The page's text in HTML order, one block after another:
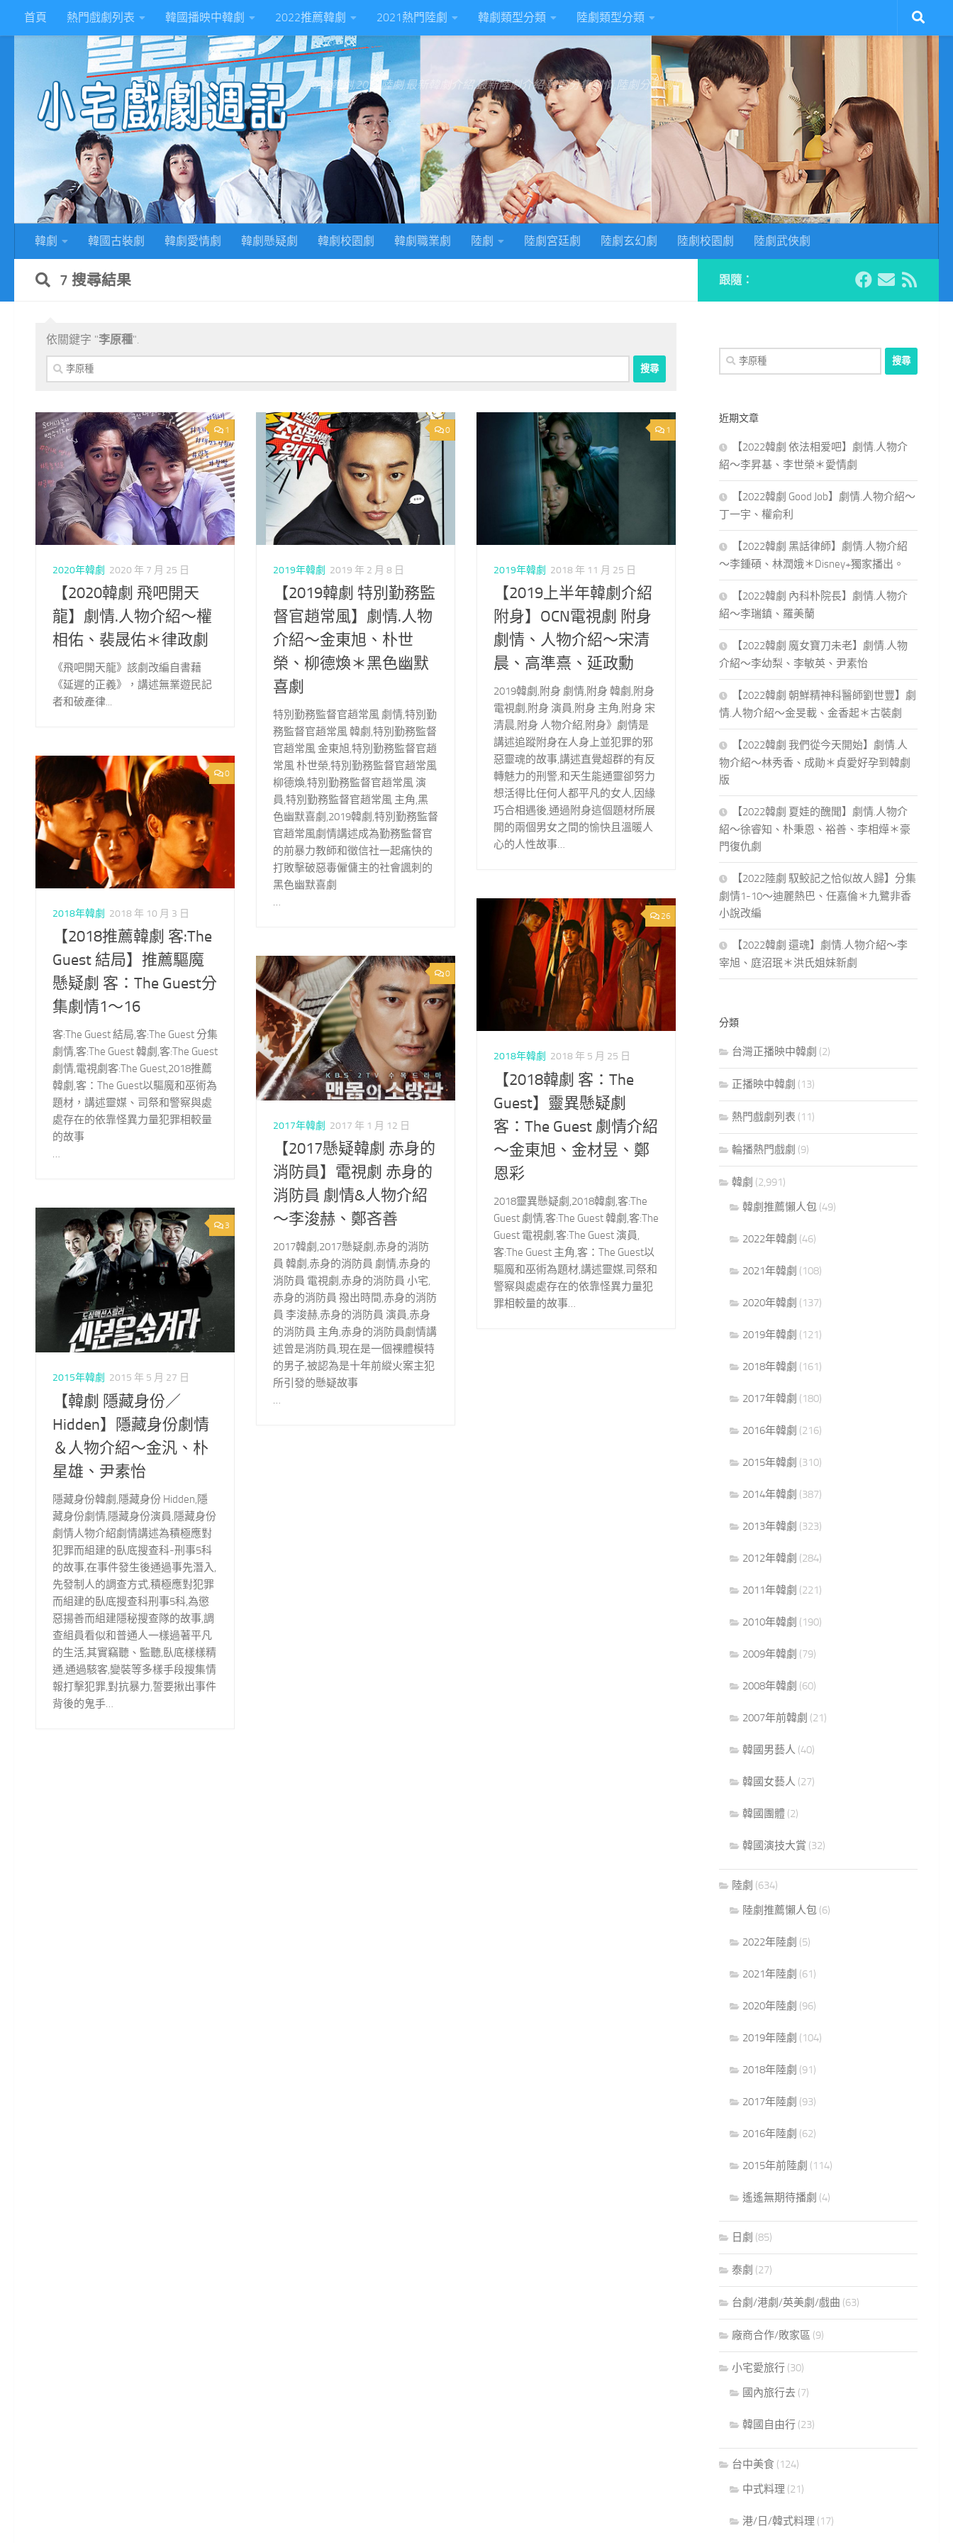
Skip to content
首頁 熱門戲劇列表 韓國播映中韓劇 2022推薦韓劇 2021熱門陸劇 韓劇類型分類 陸劇類型分類
2022韓劇,2022陸劇,最新韓劇介紹,最新陸劇介紹,韓劇分集劇情,陸劇分集劇情
韓劇 韓國古裝劇 韓劇愛情劇 韓劇懸疑劇 韓劇校園劇 韓劇職業劇 陸劇 陸劇宮廷劇 陸劇玄幻劇 陸劇校園劇 陸劇武俠劇
7 搜尋結果
依關鍵字 "李原種".
搜
尋
鍵
字:
1
2020年韓劇 2020 年 7 月 25 日
【2020韓劇 飛吧開天
龍】劇情.人物介紹～權
相佑、裴晟佑＊律政劇
《飛吧開天龍》該劇改編自書藉
《延遲的正義》，講述無業遊民記
者和破產律...
0
2019年韓劇 2019 年 2 月 8 日
【2019韓劇 特別勤務監
督官趙常風】劇情.人物
介紹～金東旭、朴世
榮、柳德煥＊黑色幽默
喜劇
特別勤務監督官趙常風 劇情,特別勤
務監督官趙常風 韓劇,特別勤務監督
官趙常風 金東旭,特別勤務監督官趙
常風 朴世榮,特別勤務監督官趙常風
柳德煥,特別勤務監督官趙常風 演
員,特別勤務監督官趙常風 主角,黑
色幽默喜劇,2019韓劇,特別勤務監督
官趙常風劇情講述成為勤務監督官
的前暴力教師和徵信社一起痛快的
打敗擊破惡毒僱傭主的社會諷刺的
黑色幽默喜劇
…
1
2019年韓劇 2018 年 11 月 25 日
【2019上半年韓劇介紹
附身】OCN電視劇 附身
劇情、人物介紹～宋清
晨、高準熹、延政勳
2019韓劇,附身 劇情,附身 韓劇,附身
電視劇,附身 演員,附身 主角,附身 宋
清晨,附身 人物介紹,附身》劇情是
講述追蹤附身在人身上並犯罪的邪
惡靈魂的故事,講述直覺超群的有反
轉魅力的刑警,和天生能通靈卻努力
想活得比任何人都平凡的女人,因緣
巧合相遇後,通過附身這個題材所展
開的兩個男女之間的愉快且溫暖人
心的人性故事…
0
2018年韓劇 2018 年 10 月 3 日
【2018推薦韓劇 客:The
Guest 結局】推薦驅魔
懸疑劇 客：The Guest分
集劇情1～16
客:The Guest 結局,客:The Guest 分集
劇情,客:The Guest 韓劇,客:The Guest
劇情,電視劇客:The Guest,2018推薦
韓劇,客：The Guest以驅魔和巫術為
題材，講述靈媒、司祭和警察與處
處存在的依靠怪異力量犯罪相較量
的故事
…
26
2018年韓劇 2018 年 5 月 25 日
【2018韓劇 客：The
Guest】靈異懸疑劇
客：The Guest 劇情介紹
～金東旭、金材昱、鄭
恩彩
2018靈異懸疑劇,2018韓劇,客:The
Guest 劇情,客:The Guest 韓劇,客:The
Guest 電視劇,客:The Guest 演員,
客:The Guest 主角,客：The Guest以
驅魔和巫術為題材,講述靈媒,司祭和
警察與處處存在的依靠怪異力量犯
罪相較量的故事…
0
2017年韓劇 2017 年 1 月 12 日
【2017懸疑韓劇 赤身的
消防員】電視劇 赤身的
消防員 劇情&人物介紹
～李浚赫、鄭吝善
2017韓劇,2017懸疑劇,赤身的消防
員 韓劇,赤身的消防員 劇情,赤身的
消防員 電視劇,赤身的消防員 小宅,
赤身的消防員 撥出時間,赤身的消防
員 李浚赫,赤身的消防員 演員,赤身
的消防員 主角,赤身的消防員劇情講
述曾是消防員,現在是一個裸體模特
的男子,被認為是十年前縱火案主犯
所引發的懸疑故事
…
3
2015年韓劇 2015 年 5 月 27 日
【韓劇 隱藏身份／
Hidden】隱藏身份劇情
＆人物介紹～金汎、朴
星雄、尹素怡
隱藏身份韓劇,隱藏身份 Hidden,隱
藏身份劇情,隱藏身份演員,隱藏身份
劇情人物介紹劇情講述為積極應對
犯罪而組建的臥底搜查科-刑事5科
的故事,在事件發生後通過事先潛入,
先發制人的調查方式,積極應對犯罪
而組建的臥底搜查科刑事5科,為懲
惡揚善而組建隱秘搜查隊的故事,調
查組員看似和普通人一樣過著平凡
的生活,其實竊聽、監聽,臥底樣樣精
通,通過駭客,變裝等多樣手段搜集情
報打擊犯罪,對抗暴力,誓要揪出事件
背後的鬼手…
跟隨：
搜
尋
字:
近期文章
【2022韓劇 依法相爱吧】劇情.人物介
紹～李昇基、李世榮＊愛情劇
【2022韓劇 Good Job】劇情.人物介紹～
丁一宇、權俞利
【2022韓劇 黑話律師】劇情.人物介紹
～李鍾碩、林潤娥＊Disney+獨家播出。
【2022韓劇 內科朴院長】劇情.人物介
紹～李瑞鎮、羅美蘭
【2022韓劇 魔女寶刀未老】劇情.人物
介紹～李幼梨、李敏英、尹素怡
【2022韓劇 朝鮮精神科醫師劉世豐】劇
情.人物介紹～金旻載、金香起＊古裝劇
【2022韓劇 我們從今天開始】劇情.人
物介紹～林秀香、成勛＊貞愛好孕到韓劇
版
【2022韓劇 夏娃的醜聞】劇情.人物介
紹～徐睿知、朴秉恩、裕善、李相燁＊豪
門復仇劇
【2022陸劇 馭鮫記之恰似故人歸】分集
劇情1-10～迪麗熱巴、任嘉倫＊九鷺非香
小說改編
【2022韓劇 還魂】劇情.人物介紹～李
宰旭、庭沼珉＊洪氏姐妹新劇
分類
台灣正播映中韓劇 (2)
正播映中韓劇 (13)
熱門戲劇列表 (11)
輪播熱門戲劇 (9)
韓劇 (2,991)
韓劇推薦懶人包 (49)
2022年韓劇 (46)
2021年韓劇 (108)
2020年韓劇 (137)
2019年韓劇 (121)
2018年韓劇 (161)
2017年韓劇 (180)
2016年韓劇 (216)
2015年韓劇 (310)
2014年韓劇 (387)
2013年韓劇 (323)
2012年韓劇 (284)
2011年韓劇 (221)
2010年韓劇 (190)
2009年韓劇 (79)
2008年韓劇 (60)
2007年前韓劇 (21)
韓國男藝人 (40)
韓國女藝人 (27)
韓國團體 (2)
韓國演技大賞 (32)
陸劇 (634)
陸劇推薦懶人包 (6)
2022年陸劇 (5)
2021年陸劇 (61)
2020年陸劇 (96)
2019年陸劇 (104)
2018年陸劇 (91)
2017年陸劇 (93)
2016年陸劇 (62)
2015年前陸劇 (114)
遙遙無期待播劇 (4)
日劇 (85)
泰劇 (27)
台劇/港劇/英美劇/戲曲 (63)
廠商合作/敗家區 (9)
小宅愛旅行 (30)
國內旅行去 (7)
韓國自由行 (23)
台中美食 (124)
中式料理 (21)
港/日/韓式料理 (17)